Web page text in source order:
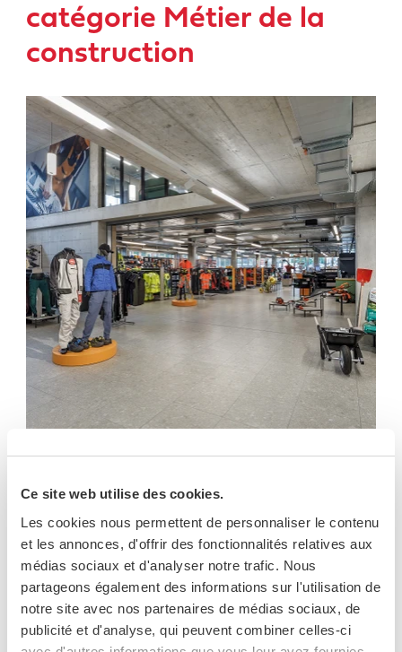
Ce site web utilise des cookies.
Les cookies nous permettent de personnaliser le contenu
et les annonces, d'offrir des fonctionnalités relatives aux
médias sociaux et d'analyser notre trafic. Nous
partageons également des informations sur l'utilisation de
notre site avec nos partenaires de médias sociaux, de
publicité et d'analyse, qui peuvent combiner celles-ci
catégorie Métier de la
construction
pour Hug Baustoffe AG un centre spécialisé qui
réunit boutique, exposition et zones de
détente un tout cohérent.